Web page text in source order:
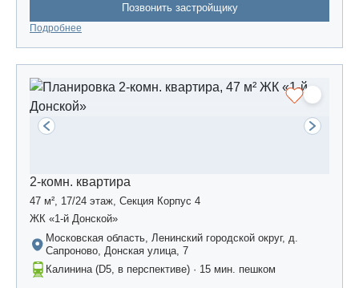
Позвонить застройщику
Подробнее
2-комн. квартира
47 м², 17/24 этаж, Секция Корпус 4
ЖК «1-й Донской»
Московская область, Ленинский городской округ, д.
Сапроново, Донская улица, 7
Калинина (D5, в перспективе) · 15 мин. пешком